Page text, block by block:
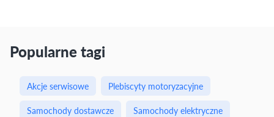
Popularne tagi
Akcje serwisowe
Plebiscyty motoryzacyjne
Samochody dostawcze
Samochody elektryczne